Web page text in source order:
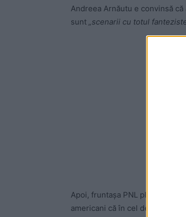
Andreea Arnăutu e convinsă
sunt „scenarii cu totul
Apoi, fruntașa PNL plonjează
americani că în cel de-al Doilea